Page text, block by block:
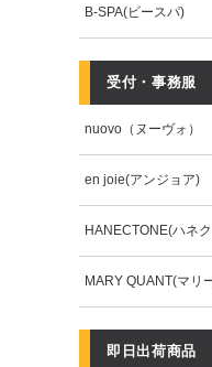
B-SPA(ビースパ)
受付・事務服
nuovo（ヌーヴォ）
en joie(アンジョア)
HANECTONE(ハネ
MARY QUANT(マリ
即日出荷商品